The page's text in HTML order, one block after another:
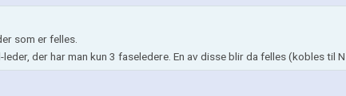
som er felles.
der har man kun 3 faseledere. En av disse blir da felles (kobles til